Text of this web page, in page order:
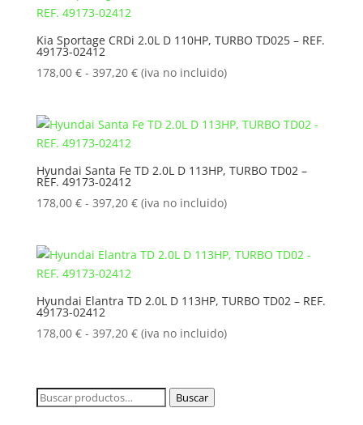
Kia Sportage CRDi 2.0L D 110HP, TURBO TD025 – REF.
49173-02412
178,00 € - 397,20 €Rango
desde
hasta
(iva no incluido)
Hyundai Santa Fe TD 2.0L D 113HP, TURBO TD02 –
REF. 49173-02412
178,00 € - 397,20 €Rango
desde
hasta
(iva no incluido)
Hyundai Elantra TD 2.0L D 113HP, TURBO TD02 – REF.
49173-02412
178,00 € - 397,20 €Rango
desde
178,00 €
(iva no incluido)
Buscar
Buscar